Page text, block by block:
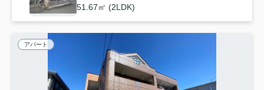
51.67㎡ (2LDK)
アパート